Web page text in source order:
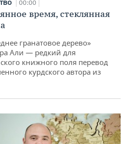
00:00
время, стеклянная
гранатовое дерево»
Али — редкий для
книжного поля перевод
курдского автора из